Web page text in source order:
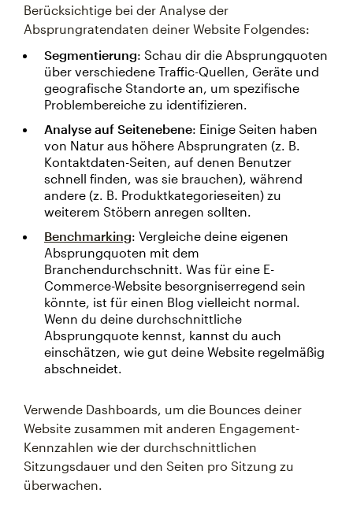
Berücksichtige bei der Analyse der
Absprungratendaten deiner Website Folgendes:
Segmentierung: Schau dir die Absprungquoten
über verschiedene Traffic-Quellen, Geräte und
geografische Standorte an, um spezifische
Problembereiche zu identifizieren.
Analyse auf Seitenebene: Einige Seiten haben
von Natur aus höhere Absprungraten (z. B.
Kontaktdaten-Seiten, auf denen Benutzer
schnell finden, was sie brauchen), während
andere (z. B. Produktkategorieseiten) zu
weiterem Stöbern anregen sollten.
Benchmarking: Vergleiche deine eigenen
Absprungquoten mit dem
Branchendurchschnitt. Was für eine E-
Commerce-Website besorgniserregend sein
könnte, ist für einen Blog vielleicht normal.
Wenn du deine durchschnittliche
Absprungquote kennst, kannst du auch
einschätzen, wie gut deine Website regelmäßig
abschneidet.
Verwende Dashboards, um die Bounces deiner
Website zusammen mit anderen Engagement-
Kennzahlen wie der durchschnittlichen
Sitzungsdauer und den Seiten pro Sitzung zu
überwachen.